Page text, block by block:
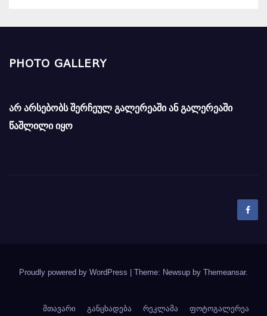
PHOTO GALLERY
არ არსებობს შერჩეულ გალერეაში ან გალერეაში
წაშლილი იყო
Proudly powered by WordPress Theme: Newsup by Themeansar.
მთავარი განცხადება რეკლამა ფოტოგალერეა